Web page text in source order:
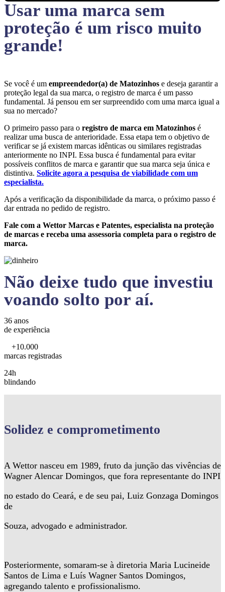
Usar uma marca sem
proteção é um risco muito
grande!
Se você é um empreendedor(a) de Matozinhos e deseja garantir a
proteção legal da sua marca, o registro de marca é um passo
fundamental. Já pensou em ser surpreendido com uma marca igual a
sua no mercado?
O primeiro passo para o registro de marca em Matozinhos é
realizar uma busca de anterioridade. Essa etapa tem o objetivo de
verificar se já existem marcas idênticas ou similares registradas
anteriormente no INPI. Essa busca é fundamental para evitar
possíveis conflitos de marca e garantir que sua marca seja única e
distintiva. Solicite agora a pesquisa de viabilidade com um
especialista.
Após a verificação da disponibilidade da marca, o próximo passo é
dar entrada no pedido de registro.
Fale com a Wettor Marcas e Patentes, especialista na proteção
de marcas e receba uma assessoria completa para o registro de
marca.
Não deixe tudo que investiu
voando solto por aí.
36 anos
de experiência
+10.000
marcas registradas
24h
blindando
Solidez e comprometimento
A Wettor nasceu em 1989, fruto da junção das vivências de
Wagner Alencar Domingos, que fora representante do INPI
no estado do Ceará, e de seu pai, Luiz Gonzaga Domingos
de
Souza, advogado e administrador.
Posteriormente, somaram-se à diretoria Maria Lucineide
Santos de Lima e Luís Wagner Santos Domingos,
agregando talento e profissionalismo.